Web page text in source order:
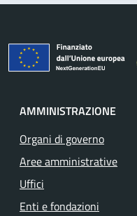
AMMINISTRAZIONE
Organi di governo
Aree amministrative
Uffici
Enti e fondazioni